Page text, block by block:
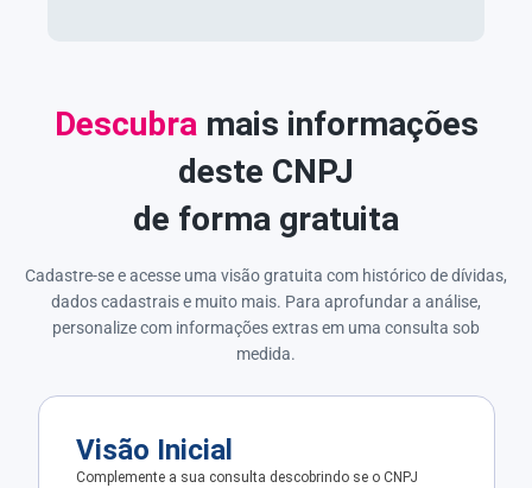
Descubra mais informações
deste CNPJ
de forma gratuita
Cadastre-se e acesse uma visão gratuita com histórico de dívidas,
dados cadastrais e muito mais. Para aprofundar a análise,
personalize com informações extras em uma consulta sob
medida.
Visão Inicial
Complemente a sua consulta descobrindo se o CNPJ